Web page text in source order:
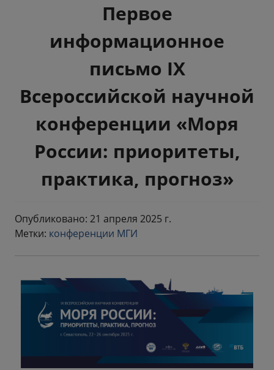
Первое
информационное
письмо IX
Всероссийской научной
конференции «Моря
России: приоритеты,
практика, прогноз»
Опубликовано: 21 апреля 2025 г.
Метки: конференции МГИ